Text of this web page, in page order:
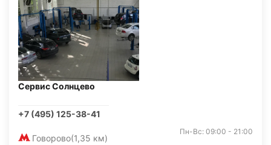
Сервис Солнцево
+7 (495) 125-38-41
Говорово(1,35 км)
Пн-Вс: 09:00 - 21:00